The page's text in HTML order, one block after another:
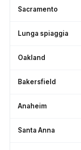
Sacramento
Lunga spiaggia
Oakland
Bakersfield
Anaheim
Santa Anna